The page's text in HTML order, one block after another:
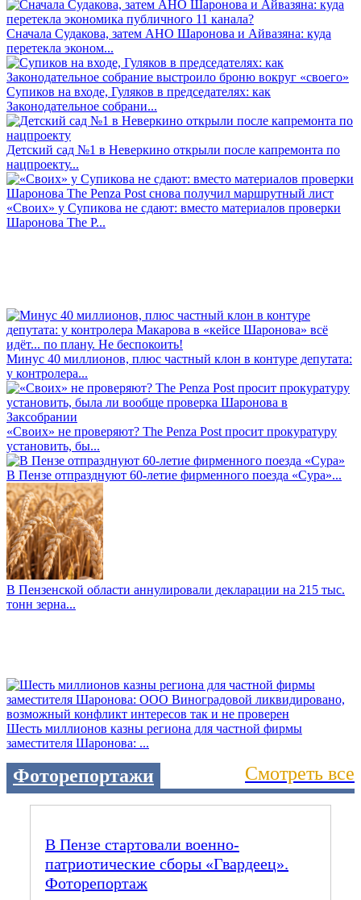
Сначала Судакова, затем АНО Шаронова и Айвазяна: куда
перетекла эконом...
Супиков на входе, Гуляков в председателях: как
Законодательное собрани...
Детский сад №1 в Неверкино открыли после капремонта по
нацпроекту...
«Своих» у Супикова не сдают: вместо материалов проверки
Шаронова The P...
Минус 40 миллионов, плюс частный клон в контуре депутата:
у контролера...
«Своих» не проверяют? The Penza Post просит прокуратуру
установить, бы...
В Пензе отпразднуют 60-летие фирменного поезда «Сура»...
В Пензенской области аннулировали декларации на 215 тыс.
тонн зерна...
Шесть миллионов казны региона для частной фирмы
заместителя Шаронова: ...
Фоторепортажи Смотреть все
В Пензе стартовали военно-
патриотические сборы «Гвардеец».
Фоторепортаж